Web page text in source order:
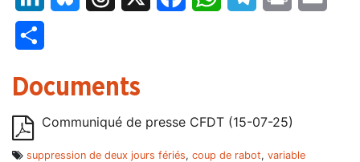
Documents
Communiqué de presse CFDT (15-07-25)
suppression de deux jours fériés, coup de rabot, variable